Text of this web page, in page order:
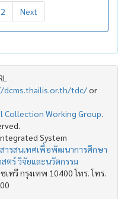
2 Next
tdc/or
Collection Working Group
System
ารสนเทศเพื่อพัฒนาการศึกษา
ตร์ วิจัยและนวัตกรรม
ทวี กรุงเทพ 10400 โทร. โทร.